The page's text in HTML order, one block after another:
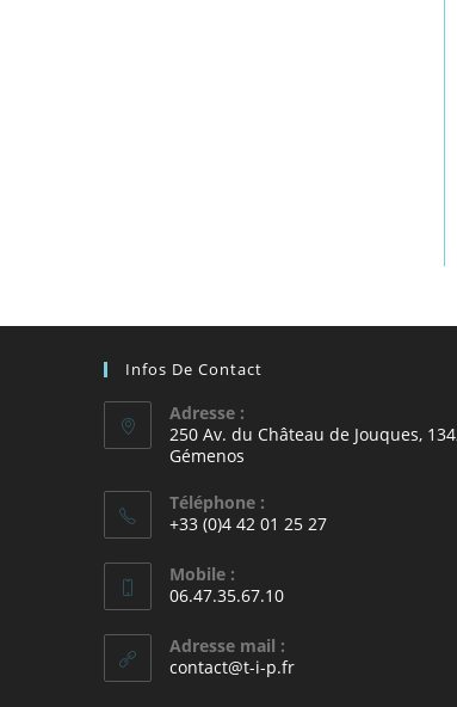
Infos De Contact
Adresse :
250 Av. du Château de Jouques,
Gémenos
Téléphone :
+33 (0)4 42 01 25 27
Mobile :
06.47.35.67.10
Adresse mail :
contact@t-i-p.fr